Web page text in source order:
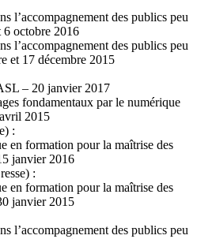
l’accompagnement des publics peu
octobre 2016
l’accompagnement des publics peu
et 17 décembre 2015
– 20 janvier 2017
fondamentaux par le numérique
2015
:
en formation pour la maîtrise des
janvier 2016
:
en formation pour la maîtrise des
janvier 2015
l’accompagnement des publics peu